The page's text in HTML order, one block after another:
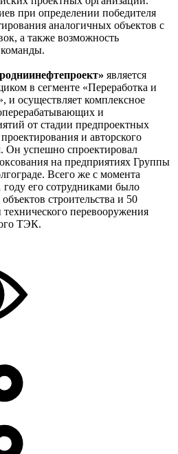
при определении победителя
аналогичных объектов с
а также возможность
является
в сегменте «Переработка и
осуществляет комплексное
и
от стадии предпроектных
и авторского
Он успешно спроектировал
на предприятиях Группы
Всего же с момента
году его сотрудниками было
строительства и 50
перевооружения
ТЭК.